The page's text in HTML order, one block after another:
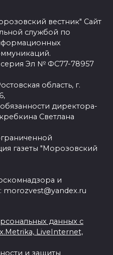
вестник" Сайт
службой по
Эл № ФС77-78957
область, г.
директора-
Светлана
газеты "Морозовский
и
morozvest@yandex.ru
данных с
LiveInternet,
и защиты